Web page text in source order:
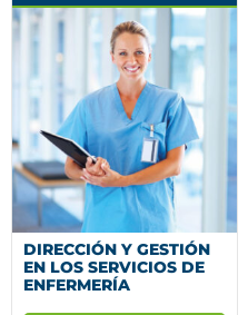
DIRECCIÓN Y GESTIÓN
EN LOS SERVICIOS DE
ENFERMERÍA